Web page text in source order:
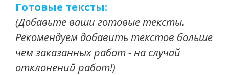
Готовые тексты:
(Добавьте ваши готовые тексты.
Рекомендуем добавить текстов больше
чем заказанных работ - на случай
отклонений работ!)